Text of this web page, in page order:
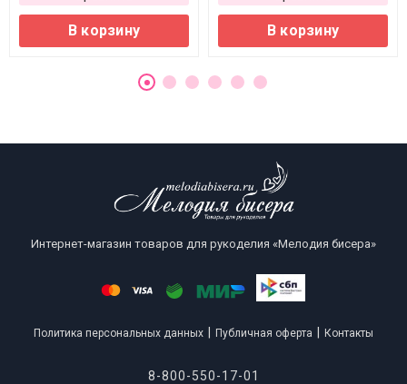
В корзину В корзину
Интернет-магазин товаров для рукоделия «Мелодия бисера»
Политика персональных данных Публичная оферта Контакты
8-800-550-17-01